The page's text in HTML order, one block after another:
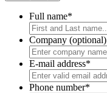
Full name*
Company (optional)
E-mail address*
Phone number*